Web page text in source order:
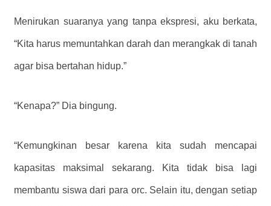
Menirukan suaranya yang tanpa ekspresi, aku berkata,
“Kita harus memuntahkan darah dan merangkak di tanah
agar bisa bertahan hidup.”
“Kenapa?” Dia bingung.
“Kemungkinan besar karena kita sudah mencapai
kapasitas maksimal sekarang. Kita tidak bisa lagi
membantu siswa dari para orc. Selain itu, dengan setiap